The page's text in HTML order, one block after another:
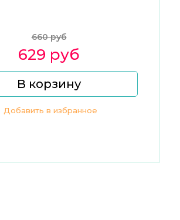
660 руб
629 руб
В корзину
Добавить в избранное